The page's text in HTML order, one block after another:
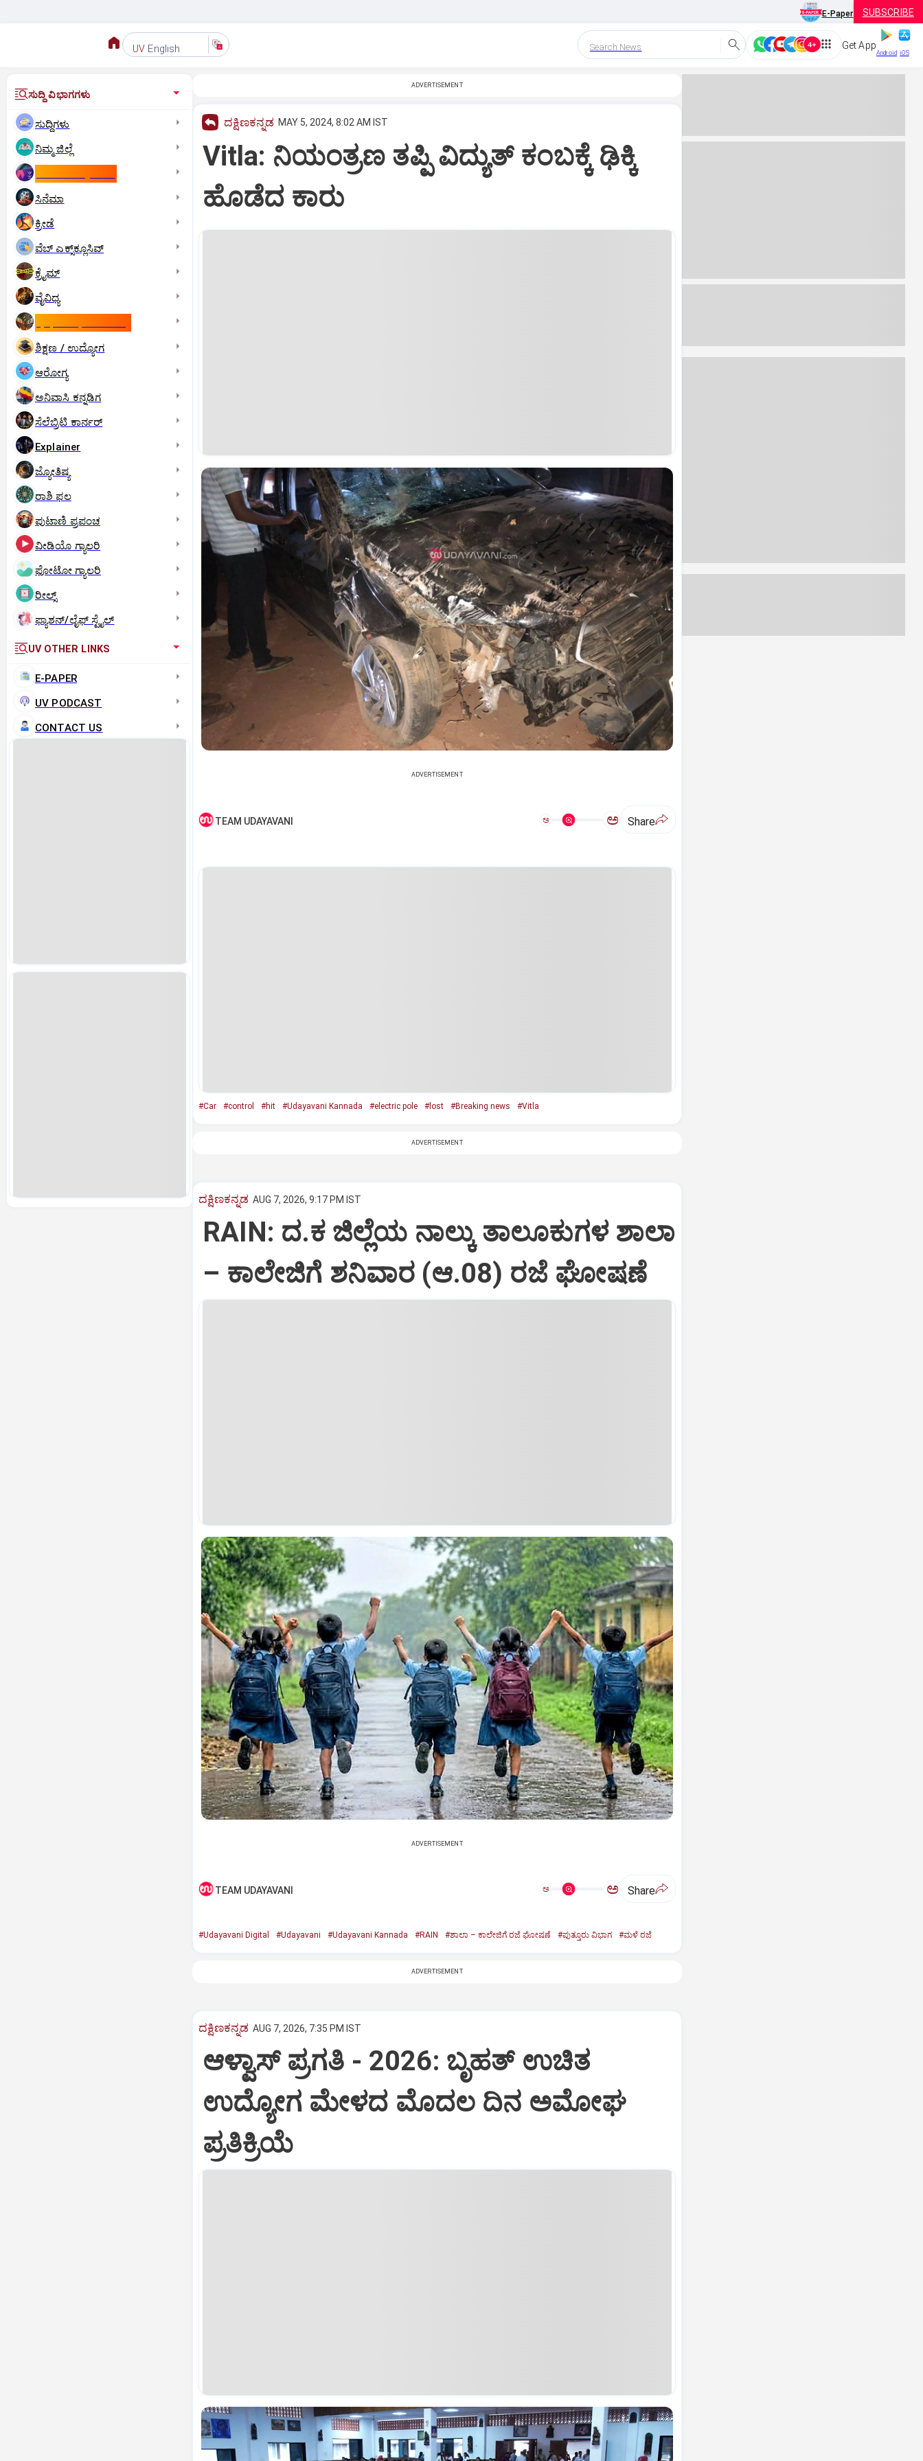
E-Paper SUBSCRIBE
UV English Search News Get App
Android iOS
ಸುದ್ದಿ ವಿಭಾಗಗಳು
ಸುದ್ದಿಗಳು
ನಿಮ್ಮ ಜಿಲ್ಲೆ
ಸಿನೆಮಾ
ಕ್ರೀಡೆ
ವೆಬ್ ಎಕ್ಸ್‌ಕ್ಲೂಸಿವ್
ಕ್ರೈಮ್
ವೈವಿಧ್ಯ
ಶಿಕ್ಷಣ / ಉದ್ಯೋಗ
ಆರೋಗ್ಯ
ಅನಿವಾಸಿ ಕನ್ನಡಿಗ
ಸೆಲೆಬ್ರಿಟಿ ಕಾರ್ನರ್‌
Explainer
ಜ್ಯೋತಿಷ್ಯ
ರಾಶಿ ಫಲ
ಪುಟಾಣಿ ಪ್ರಪಂಚ
ವೀಡಿಯೊ ಗ್ಯಾಲರಿ
ಫೋಟೋ ಗ್ಯಾಲರಿ
ರೀಲ್ಸ್
ಫ್ಯಾಶನ್/ಲೈಫ್‌ ಸ್ಟೈಲ್
UV OTHER LINKS
E-PAPER
UV PODCAST
CONTACT US
ADVERTISEMENT
ದಕ್ಷಿಣಕನ್ನಡ MAY 5, 2024, 8:02 AM IST
Vitla: ನಿಯಂತ್ರಣ ತಪ್ಪಿ ವಿದ್ಯುತ್ ಕಂಬಕ್ಕೆ ಢಿಕ್ಕಿ
ಹೊಡೆದ ಕಾರು
ADVERTISEMENT
TEAM UDAYAVANI ಅ ಅ Share
#Car #control #hit #Udayavani Kannada #electric pole #lost #Breaking news #Vitla
ADVERTISEMENT
ದಕ್ಷಿಣಕನ್ನಡ AUG 7, 2026, 9:17 PM IST
RAIN: ದ.ಕ ಜಿಲ್ಲೆಯ ನಾಲ್ಕು ತಾಲೂಕುಗಳ ಶಾಲಾ
– ಕಾಲೇಜಿಗೆ ಶನಿವಾರ (ಆ.08) ರಜೆ ಘೋಷಣೆ
ADVERTISEMENT
TEAM UDAYAVANI ಅ ಅ Share
#Udayavani Digital #Udayavani #Udayavani Kannada #RAIN #ಶಾಲಾ – ಕಾಲೇಜಿಗೆ ರಜೆ ಘೋಷಣೆ #ಪುತ್ತೂರು ವಿಭಾಗ #ಮಳೆ ರಜೆ
ADVERTISEMENT
ದಕ್ಷಿಣಕನ್ನಡ AUG 7, 2026, 7:35 PM IST
ಆಳ್ವಾಸ್‌ ಪ್ರಗತಿ - 2026: ಬೃಹತ್ ಉಚಿತ
ಉದ್ಯೋಗ ಮೇಳದ ಮೊದಲ ದಿನ ಅಮೋಘ
ಪ್ರತಿಕ್ರಿಯೆ